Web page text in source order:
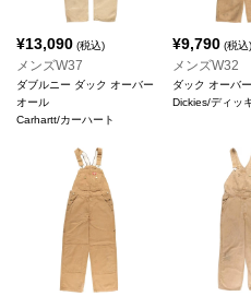
¥13,090 (税込)
メンズW37
ダブルニー ダック オーバー
オール
Carhartt/カーハート
¥9,790(税込)
メンズW32
ダック オーバ
Dickies/ディッ